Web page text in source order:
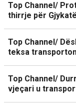
Top Channel/
thirrje për
Top Channel/
teksa
Top Channel/
vjeçari u